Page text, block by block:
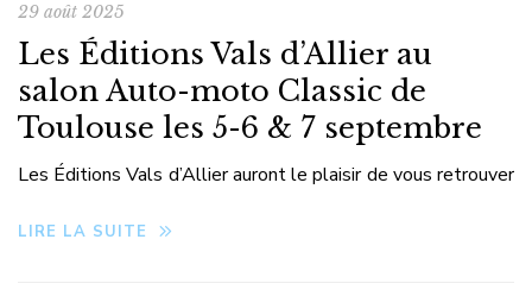
29 août 2025
Les Éditions Vals d’Allier au
salon Auto-moto Classic de
Toulouse les 5-6 & 7 septembre
Les Éditions Vals d’Allier auront le plaisir de vous retrouver
septembre 2025 au MEETT (stand 2B07). À cette
LIRE LA SUITE